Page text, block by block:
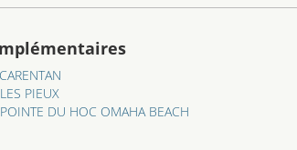
PIEUX
DU HOC OMAHA BEACH